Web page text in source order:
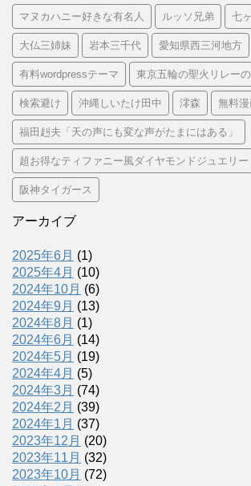
マヌカハニー好きな有名人 ルッソ兄弟 七
大仏三姉妹 岩本三千代 愛知県西三河地方
有料wordpressテーマ 東京五輪の聖火リレー
検索避け 沖縄しいたけ田中 澪森 無料
福田赳夫「天の声にも変な声がたまにはある」
超お得なティファニー風ダイヤモンドジュエリー
阪神タイガース
アーカイブ
2025年6月 (1)
2025年4月 (10)
2024年10月 (6)
2024年9月 (13)
2024年8月 (1)
2024年6月 (14)
2024年5月 (19)
2024年4月 (5)
2024年3月 (74)
2024年2月 (39)
2024年1月 (37)
2023年12月 (20)
2023年11月 (32)
2023年10月 (72)